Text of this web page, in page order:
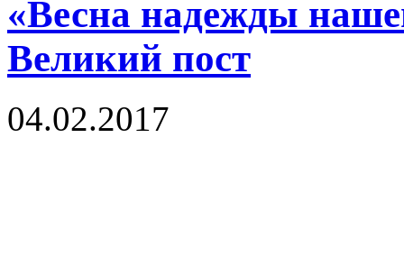
«Весна надежды
Великий пост
04.02.2017